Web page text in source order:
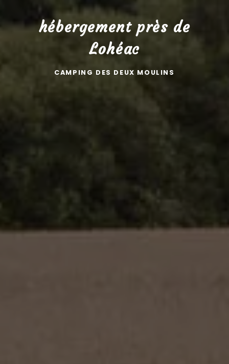
hébergement près de
Lohéac
CAMPING DES DEUX MOULINS